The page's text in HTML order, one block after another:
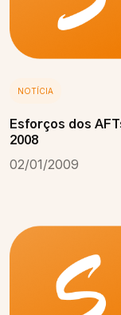
NOTÍCIA
Esforços dos
2008
02/01/2009